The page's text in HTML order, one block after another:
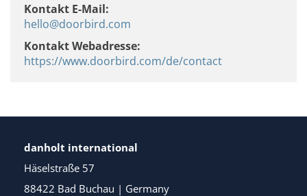
Kontakt E-Mail:
hello@doorbird.com
Kontakt Webadresse:
https://www.doorbird.com/de/contact
danholt international
Häselstraße 57
88422 Bad Buchau | Germany